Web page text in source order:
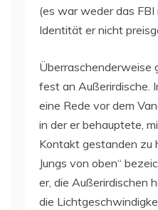
(es war weder das FBI
Identität er nicht
Überraschenderweise
fest an Außerirdische.
eine Rede vor dem
in der er behauptete,
Kontakt gestanden zu
Jungs von oben“
er, die Außerirdischen
die